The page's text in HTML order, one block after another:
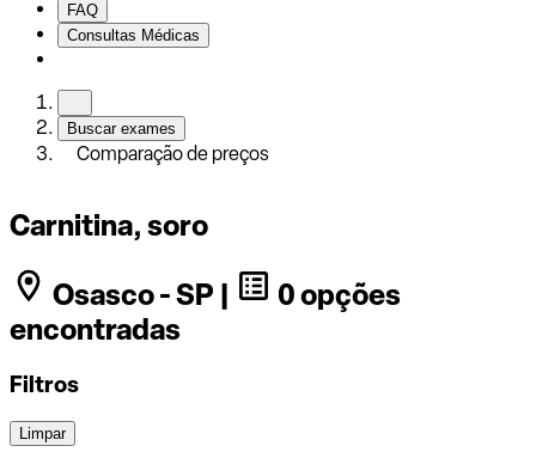
FAQ
Consultas Médicas
Buscar exames
Comparação de preços
Carnitina, soro
Osasco - SP |
0 opções
encontradas
Filtros
Limpar